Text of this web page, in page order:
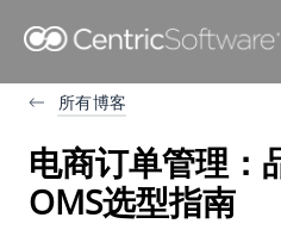
所有博客
电商订单管理：
OMS选型指南